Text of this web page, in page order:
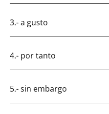
3.- a gusto
4.- por tanto
5.- sin embargo